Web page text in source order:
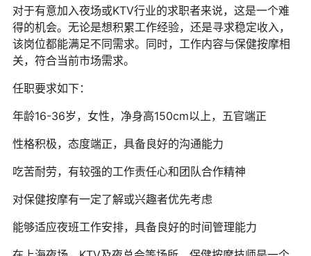
对于有意加入夜场或KTV行业的求职者来说，这是一个难
得的机会。无论是想积累工作经验，还是寻求稳定收入，
该岗位都能满足不同需求。同时，工作内容与保健按摩相
关，符合当前市场需求。
任职要求如下：
年龄16-36岁，女性，净身高150cm以上，五官端正
性格积极，态度端正，具备良好的沟通能力
吃苦耐劳，有较强的工作责任心和团队合作精神
对保健按摩有一定了解或兴趣者优先考虑
能够适应夜班工作安排，具备良好的时间管理能力